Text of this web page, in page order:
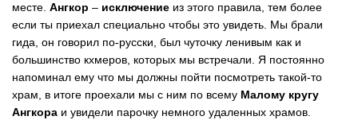
месте. Ангкор – исключение из этого правила, тем более
если ты приехал специально чтобы это увидеть. Мы брали
гида, он говорил по-русски, был чуточку ленивым как и
большинство кхмеров, которых мы встречали. Я постоянно
напоминал ему что мы должны пойти посмотреть такой-то
храм, в итоге проехали мы с ним по всему Малому кругу
Ангкора и увидели парочку немного удаленных храмов.